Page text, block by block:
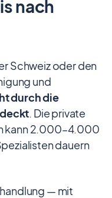
nach
Schweiz oder den
und
durch die
. Die private
kann 2.000–4.000
dauern
— mit